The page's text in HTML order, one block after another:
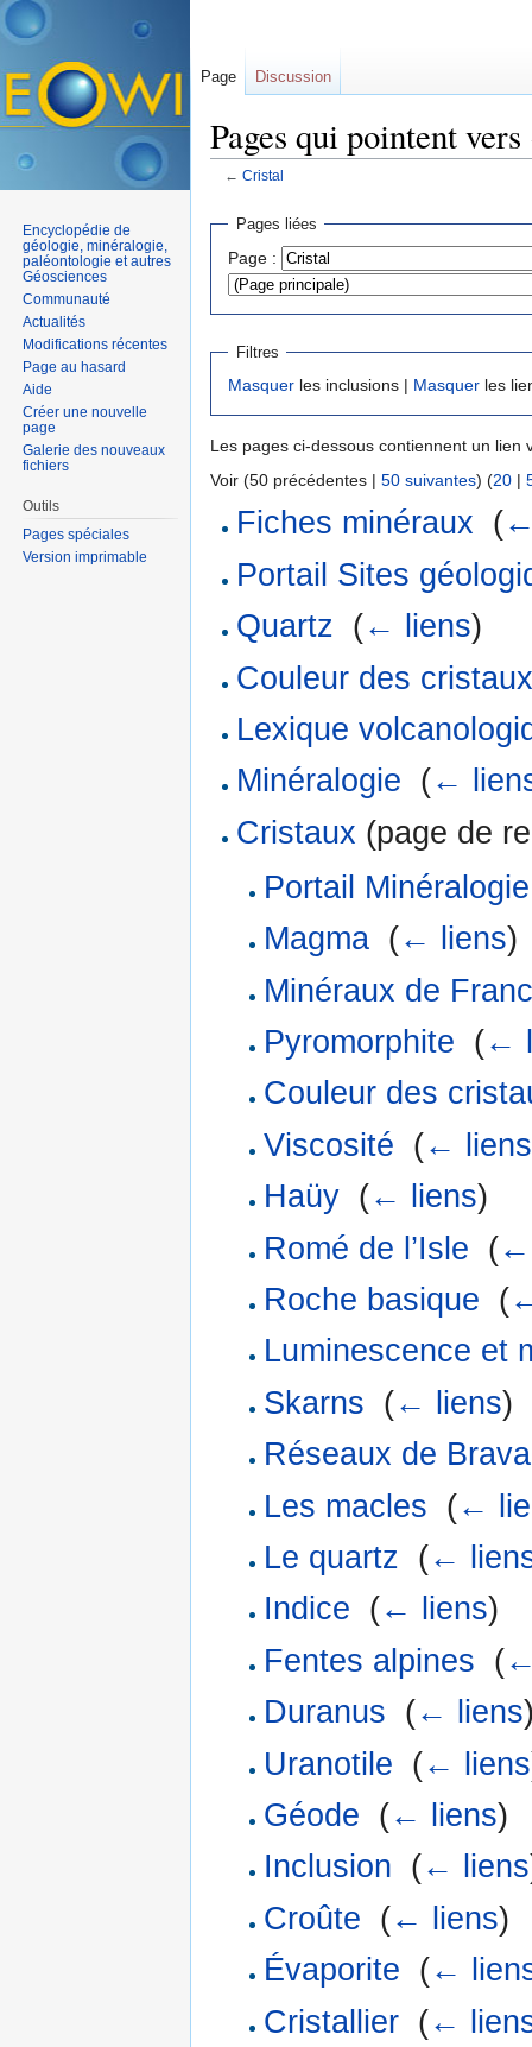
Pages qui pointent
← Cristal
Pages liées
Page :
Filtres
Masquer les inclusions | Masquer les
Les pages ci-dessous contiennent un lien
Voir (50 précédentes | 50 suivantes) (20 |
Fiches minéraux (
Portail Sites
Quartz (← liens)
Couleur des
Lexique
Minéralogie (←
Cristaux (page de
Portail Minéralogie
Magma‎ (← liens)
Minéraux de
Pyromorphite (←
Couleur des
Viscosité (← liens
Haüy‎ (← liens)
Romé de l’Isle (←
Roche basique (
Luminescence et
Skarns (← liens)
Réseaux de
Les macles (←
Le quartz (←
Indice (← liens)
Fentes alpines (←
Duranus (← liens
Uranotile (← liens
Géode (← liens)
Inclusion (← liens
Croûte (← liens)
Évaporite (←
Cristallier‎ (←
Page Discussion
Encyclopédie de
géologie, minéralogie,
paléontologie et autres
Géosciences
Communauté
Actualités
Modifications récentes
Page au hasard
Aide
Créer une nouvelle
page
Galerie des nouveaux
fichiers
Outils
Pages spéciales
Version imprimable